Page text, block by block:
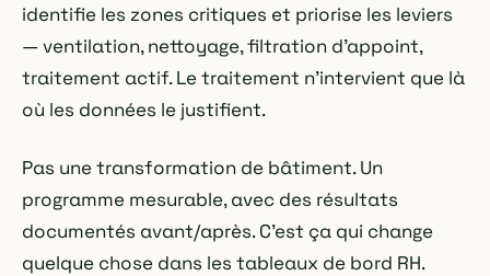
identifie les zones critiques et priorise les leviers
— ventilation, nettoyage, filtration d'appoint,
traitement actif. Le traitement n'intervient que là
où les données le justifient.
Pas une transformation de bâtiment. Un
programme mesurable, avec des résultats
documentés avant/après. C'est ça qui change
quelque chose dans les tableaux de bord RH.